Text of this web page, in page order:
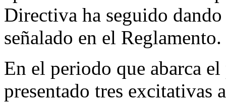
Directiva ha seguido
señalado en el Reglamento.
En el periodo que abarca
presentado tres excitativas